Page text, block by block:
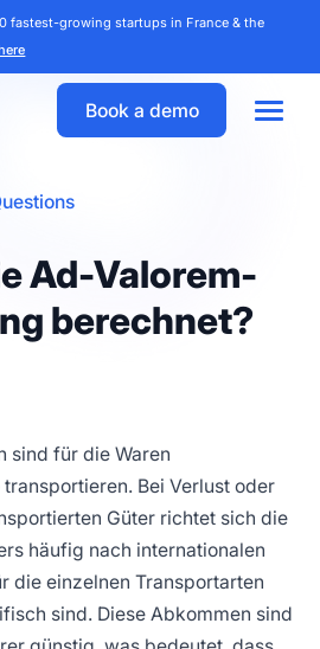
fastest-growing startups in France & the
Book a demo
Ad-Valorem-
berechnet?
sind für die Waren
Bei Verlust oder
Güter richtet sich die
häufig nach internationalen
die einzelnen Transportarten
sind. Diese Abkommen sind